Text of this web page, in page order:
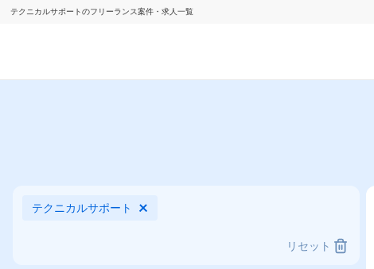
テクニカルサポートのフリーランス案件・求人一覧
テクニカルサポート
リセット